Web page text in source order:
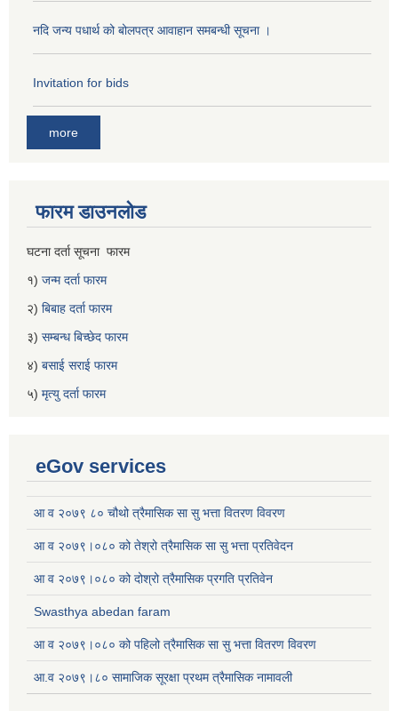
नदि जन्य पधार्थ को बोलपत्र आवाहान समबन्धी सूचना ।
Invitation for bids
more
फारम डाउनलोड
घटना दर्ता सूचना फारम
१) जन्म दर्ता फारम
२) बिबाह दर्ता फारम
३) सम्बन्ध बिच्छेद फारम
४) बसाई सराई फारम
५) मृत्यु दर्ता फारम
eGov services
आ व २०७९ ८० चौथो त्रैमासिक सा सु भत्ता वितरण विवरण
आ व २०७९।०८० को तेश्रो त्रैमासिक सा सु भत्ता प्रतिवेदन
आ व २०७९।०८० को दोश्रो त्रैमासिक प्रगति प्रतिवेन
Swasthya abedan faram
आ व २०७९।०८० को पहिलो त्रैमासिक सा सु भत्ता वितरण विवरण
आ.व २०७९।८० सामाजिक सूरक्षा प्रथम त्रैमासिक नामावली